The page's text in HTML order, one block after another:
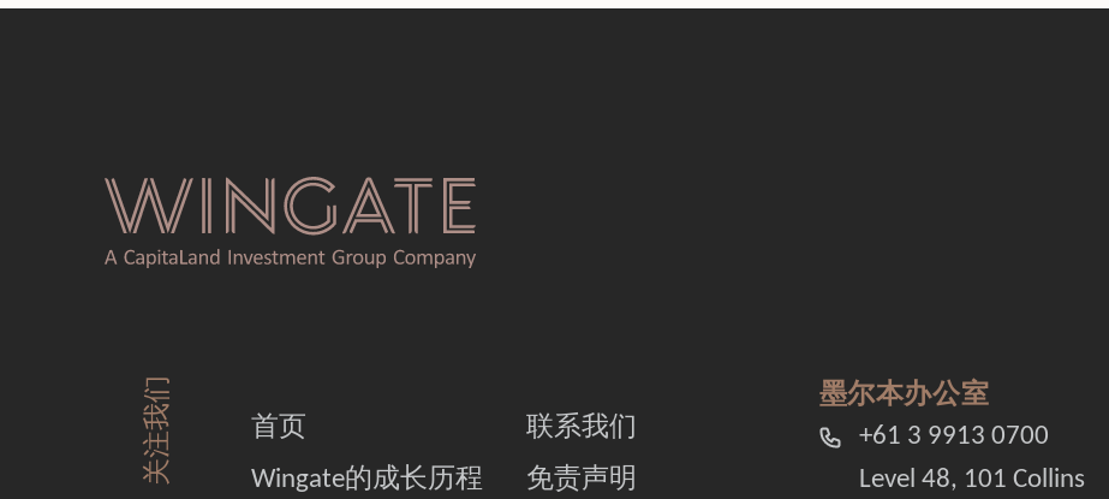
关注我们
首页
Wingate的成长历程
联系我们
免责声明
墨尔本办公室
+61 3 9913 0700
Level 48, 101 Collins